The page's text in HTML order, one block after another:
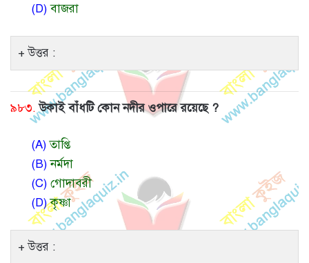
(D)বাজরা
উত্তর :
৯৮৩. উকাই বাঁধটি কোন নদীর ওপারে রয়েছে ?
(A)তাপ্তি
(B)নর্মদা
(C) গোদাবরী
(D)কৃষ্ণা
উত্তর :